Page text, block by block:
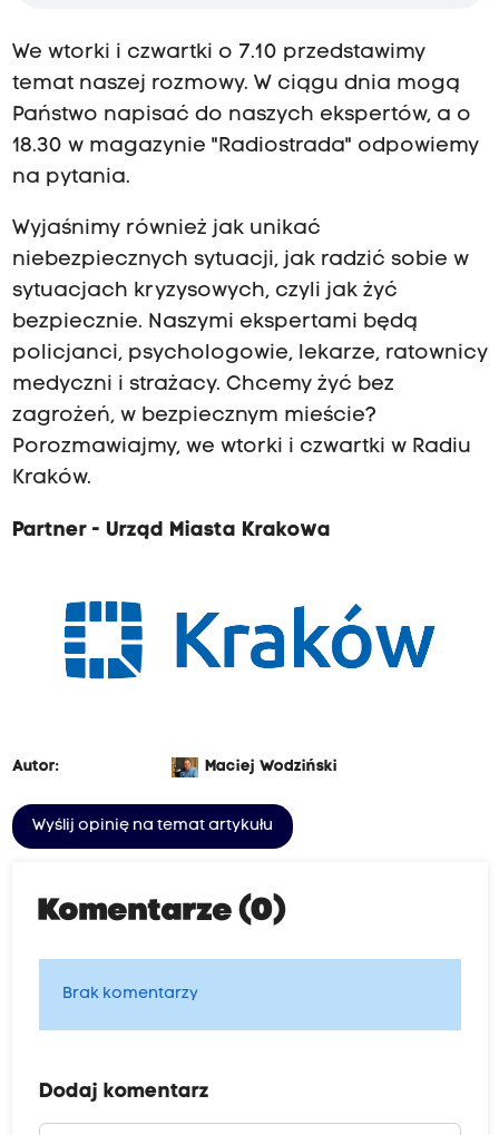
We wtorki i czwartki o 7.10 przedstawimy
temat naszej rozmowy. W ciągu dnia mogą
Państwo napisać do naszych ekspertów, a o
18.30 w magazynie "Radiostrada" odpowiemy
na pytania.
Wyjaśnimy również jak unikać
niebezpiecznych sytuacji, jak radzić sobie w
sytuacjach kryzysowych, czyli jak żyć
bezpiecznie. Naszymi ekspertami będą
policjanci, psychologowie, lekarze, ratownicy
medyczni i strażacy. Chcemy żyć bez
zagrożeń, w bezpiecznym mieście?
Porozmawiajmy, we wtorki i czwartki w Radiu
Kraków.
Partner - Urząd Miasta Krakowa
Autor: Maciej Wodziński
Wyślij opinię na temat artykułu
Komentarze (0)
Brak komentarzy
Dodaj komentarz